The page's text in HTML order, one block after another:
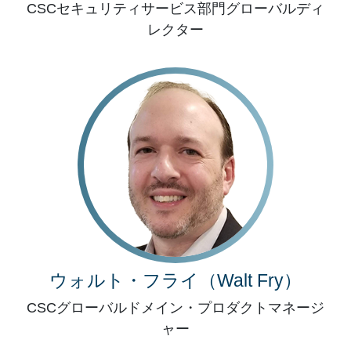
CSCセキュリティサービス部門グローバルディ
レクター
ウォルト・フライ（Walt Fry）
CSCグローバルドメイン・プロダクトマネージ
ャー